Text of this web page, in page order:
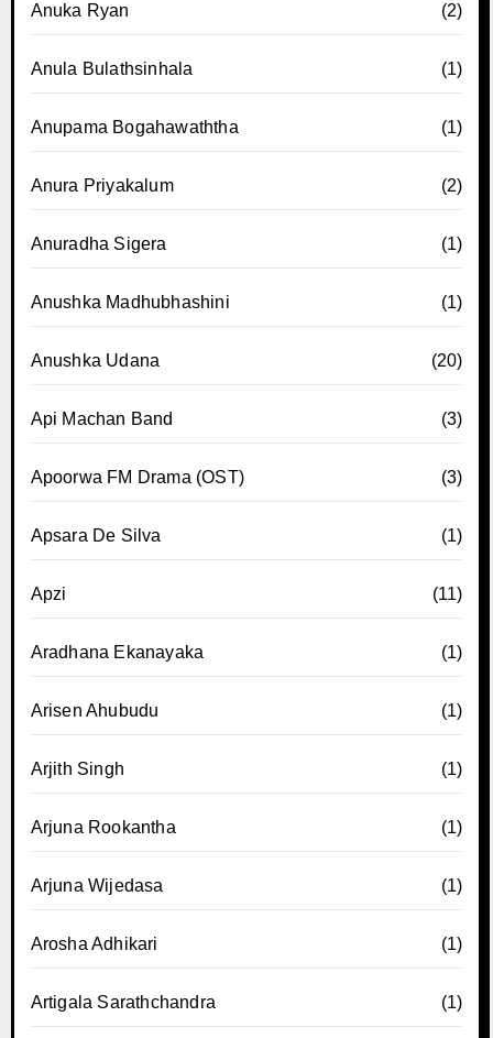
Anuka Ryan (2)
Anula Bulathsinhala (1)
Anupama Bogahawaththa (1)
Anura Priyakalum (2)
Anuradha Sigera (1)
Anushka Madhubhashini (1)
Anushka Udana (20)
Api Machan Band (3)
Apoorwa FM Drama (OST) (3)
Apsara De Silva (1)
Apzi (11)
Aradhana Ekanayaka (1)
Arisen Ahubudu (1)
Arjith Singh (1)
Arjuna Rookantha (1)
Arjuna Wijedasa (1)
Arosha Adhikari (1)
Artigala Sarathchandra (1)